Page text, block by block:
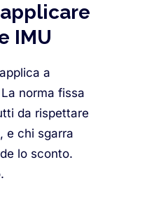
IMU
a
norma fissa
da rispettare
e chi sgarra
lo sconto.